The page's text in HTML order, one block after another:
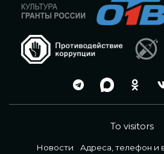
To visitors
Новости
Адреса, телефон и